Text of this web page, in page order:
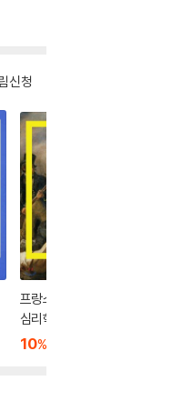
신청
프랑스 혁명과 혁명의
심리학
10%